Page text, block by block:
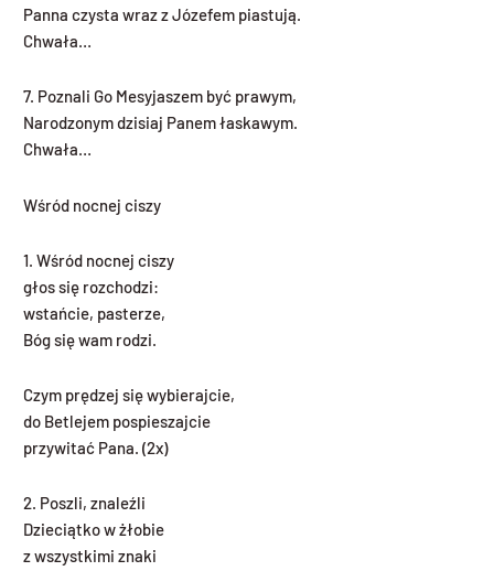
Panna czysta wraz z Józefem piastują.
Chwała…
7. Poznali Go Mesyjaszem być prawym,
Narodzonym dzisiaj Panem łaskawym.
Chwała…
Wśród nocnej ciszy
1. Wśród nocnej ciszy
głos się rozchodzi:
wstańcie, pasterze,
Bóg się wam rodzi.
Czym prędzej się wybierajcie,
do Betlejem pospieszajcie
przywitać Pana. (2x)
2. Poszli, znaleźli
Dzieciątko w żłobie
z wszystkimi znaki